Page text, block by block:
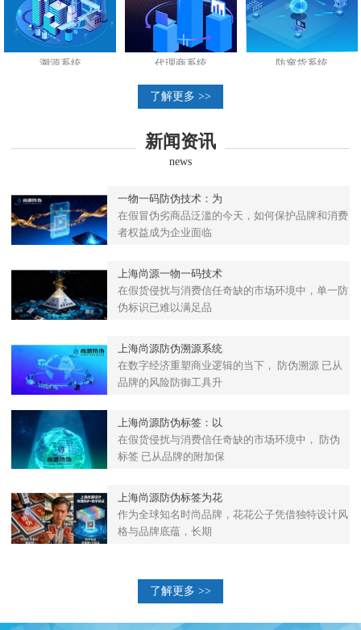
溯源系统 代理商系统 防窜货系统
了解更多 >>
新闻资讯
news
一物一码防伪技术：为
在假冒伪劣商品泛滥的今天，如何保护品牌和消费
者权益成为企业面临
上海尚源一物一码技术
在假货侵扰与消费信任奇缺的市场环境中，单一防
伪标识已难以满足品
上海尚源防伪溯源系统
在数字经济重塑商业逻辑的当下， 防伪溯源 已从
品牌的风险防御工具升
上海尚源防伪标签：以
在假货侵扰与消费信任奇缺的市场环境中， 防伪
标签 已从品牌的附加保
上海尚源防伪标签为花
作为全球知名时尚品牌，花花公子凭借独特设计风
格与品牌底蕴，长期
了解更多 >>